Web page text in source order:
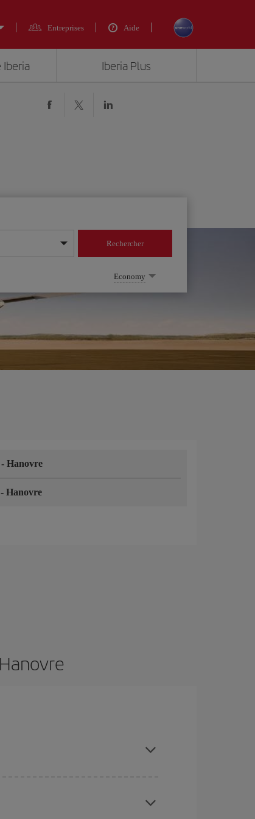
Entreprises Aide
Iberia Iberia Plus
Rechercher
Economy
-Hanovre
-Hanovre
: vous trouverez sûrement le vol le